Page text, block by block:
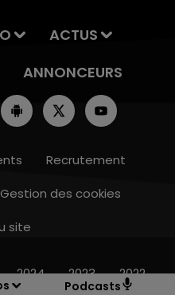
Podcasts
ACTUS
ANNONCEURS
Recrutement
Gestion des cookies
site
2024 2023 2022